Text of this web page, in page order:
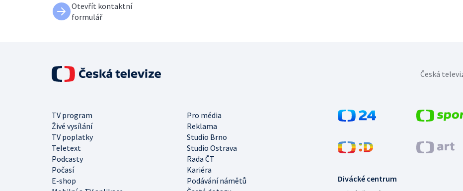
Otevřít kontaktní
formulář
Divácké centrum
TV program
Pro média
Živé vysílání
Reklama
TV poplatky
Studio Brno
Teletext
Studio Ostrava
Podcasty
Rada ČT
Počasí
Kariéra
E-shop
Podávání námětů
Česká